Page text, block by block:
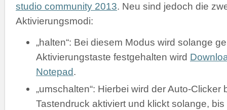
studio community 2013. Neu sind jedoch die
Aktivierungsmodi:
„halten“: Bei diesem Modus wird solange
Aktivierungstaste festgehalten wird
Notepad.
„umschalten“: Hierbei wird der Auto-Clicker
Tastendruck aktiviert und klickt solange, bis